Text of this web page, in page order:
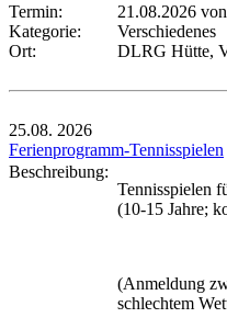
Termin:
21.08.2026
Kategorie:
Verschiedenes
Ort:
DLRG Hütte,
25.08. 2026
Ferienprogramm-Tennisspielen
Beschreibung:
Tennisspielen
(10-15 Jahre;
(Anmeldung
schlechtem